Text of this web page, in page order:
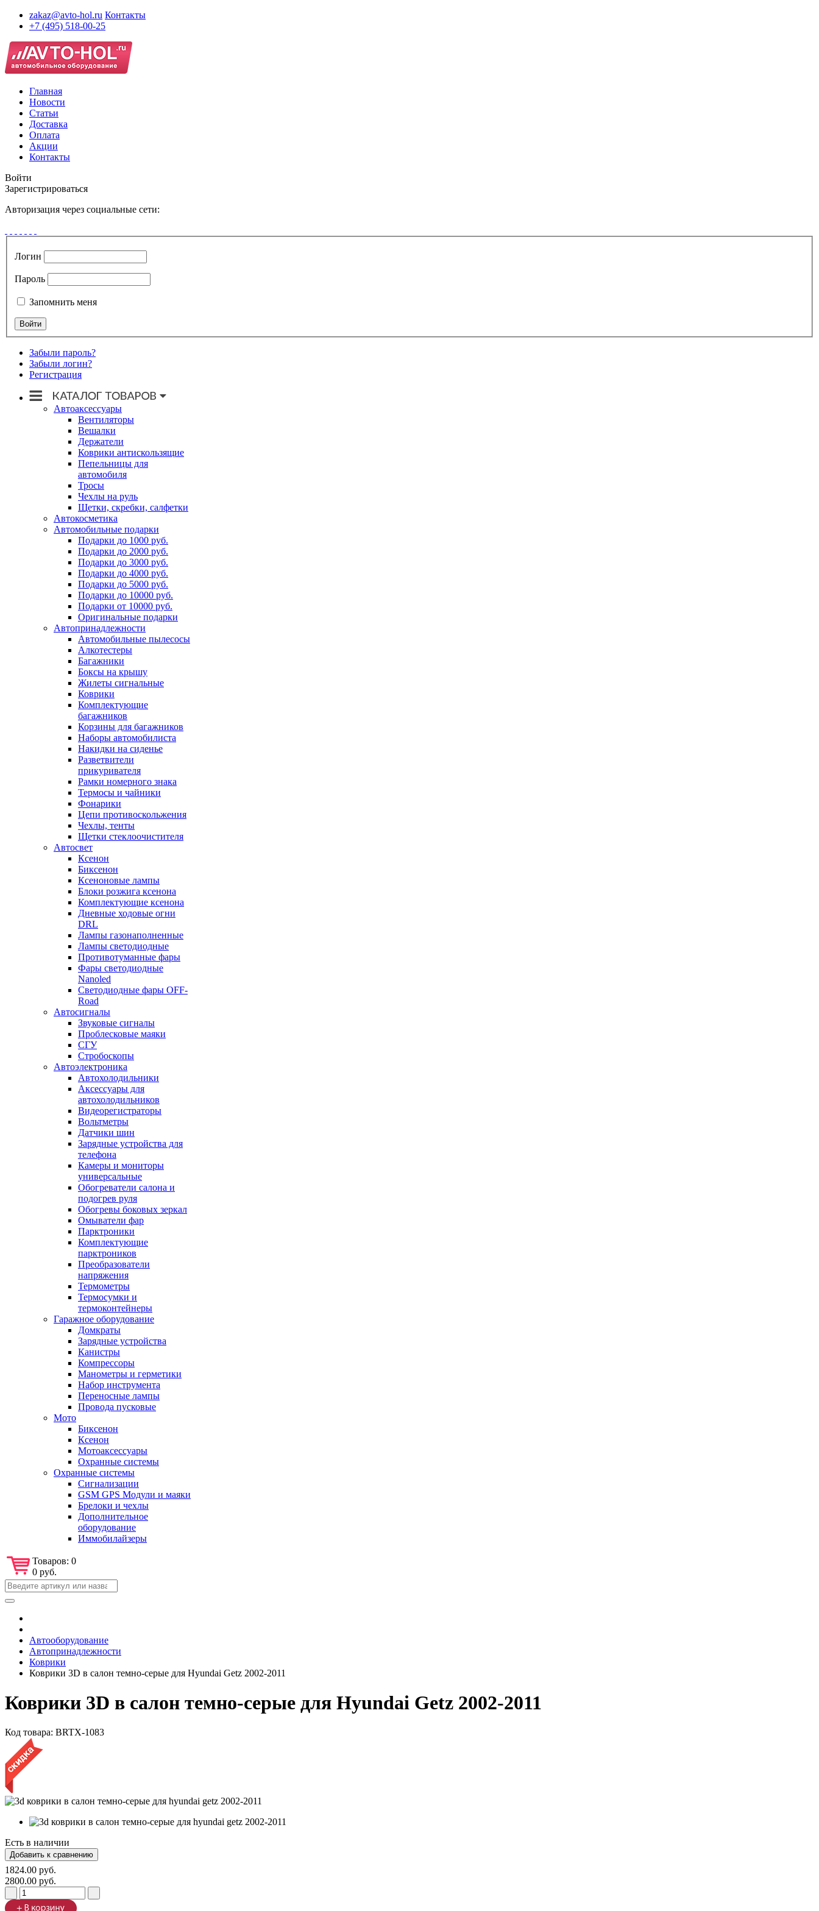
zakaz@avto-hol.ru Контакты
+7 (495) 518-00-25
Главная
Новости
Статьи
Доставка
Оплата
Акции
Контакты
Войти
Зарегистрироваться
Авторизация через социальные сети:
Логин
Пароль
Запомнить меня
Забыли пароль?
Забыли логин?
Регистрация
Автоаксессуары
Вентиляторы
Вешалки
Держатели
Коврики антискользящие
Пепельницы для
автомобиля
Тросы
Чехлы на руль
Щетки, скребки, салфетки
Автокосметика
Автомобильные подарки
Подарки до 1000 руб.
Подарки до 2000 руб.
Подарки до 3000 руб.
Подарки до 4000 руб.
Подарки до 5000 руб.
Подарки до 10000 руб.
Подарки от 10000 руб.
Оригинальные подарки
Автопринадлежности
Автомобильные пылесосы
Алкотестеры
Багажники
Боксы на крышу
Жилеты сигнальные
Коврики
Комплектующие
багажников
Корзины для багажников
Наборы автомобилиста
Накидки на сиденье
Разветвители
прикуривателя
Рамки номерного знака
Термосы и чайники
Фонарики
Цепи противоскольжения
Чехлы, тенты
Щетки стеклоочистителя
Автосвет
Ксенон
Биксенон
Ксеноновые лампы
Блоки розжига ксенона
Комплектующие ксенона
Дневные ходовые огни
DRL
Лампы газонаполненные
Лампы светодиодные
Противотуманные фары
Фары светодиодные
Nanoled
Светодиодные фары OFF-
Road
Автосигналы
Звуковые сигналы
Проблесковые маяки
СГУ
Стробоскопы
Автоэлектроника
Автохолодильники
Аксессуары для
автохолодильников
Видеорегистраторы
Вольтметры
Датчики шин
Зарядные устройства для
телефона
Камеры и мониторы
универсальные
Обогреватели салона и
подогрев руля
Обогревы боковых зеркал
Омыватели фар
Парктроники
Комплектующие
парктроников
Преобразователи
напряжения
Термометры
Термосумки и
термоконтейнеры
Гаражное оборудование
Домкраты
Зарядные устройства
Канистры
Компрессоры
Манометры и герметики
Набор инструмента
Переносные лампы
Провода пусковые
Мото
Биксенон
Ксенон
Мотоаксессуары
Охранные системы
Охранные системы
Сигнализации
GSM GPS Модули и маяки
Брелоки и чехлы
Дополнительное
оборудование
Иммобилайзеры
Товаров: 0
0 руб.
Автооборудование
Автопринадлежности
Коврики
Коврики 3D в салон темно-серые для Hyundai Getz 2002-2011
Коврики 3D в салон темно-серые для Hyundai Getz 2002-2011
Код товара: BRTX-1083
Есть в наличии
1824.00 руб.
2800.00 руб.